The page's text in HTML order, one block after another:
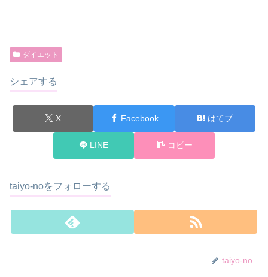
ダイエット
シェアする
X Facebook はてブ
LINE コピー
taiyo-noをフォローする
taiyo-no